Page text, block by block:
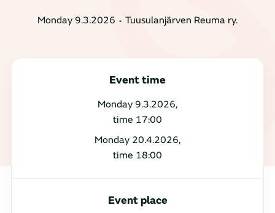
Monday 9.3.2026 Tuusulanjärven Reuma ry.
Event time
Monday 9.3.2026,
time 17:00
Monday 20.4.2026,
time 18:00
Event place